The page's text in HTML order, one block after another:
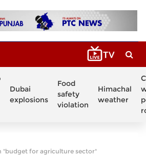
Dubai
explosions
Food
safety
violation
Himachal
weather
"budget for agriculture sector"